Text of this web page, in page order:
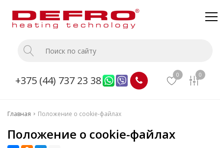
+375 (44) 737 23 38 0 0
О компании
Монтаж
Прайс
Главная Положение о cookie-файлах
Положение о cookie-файлах